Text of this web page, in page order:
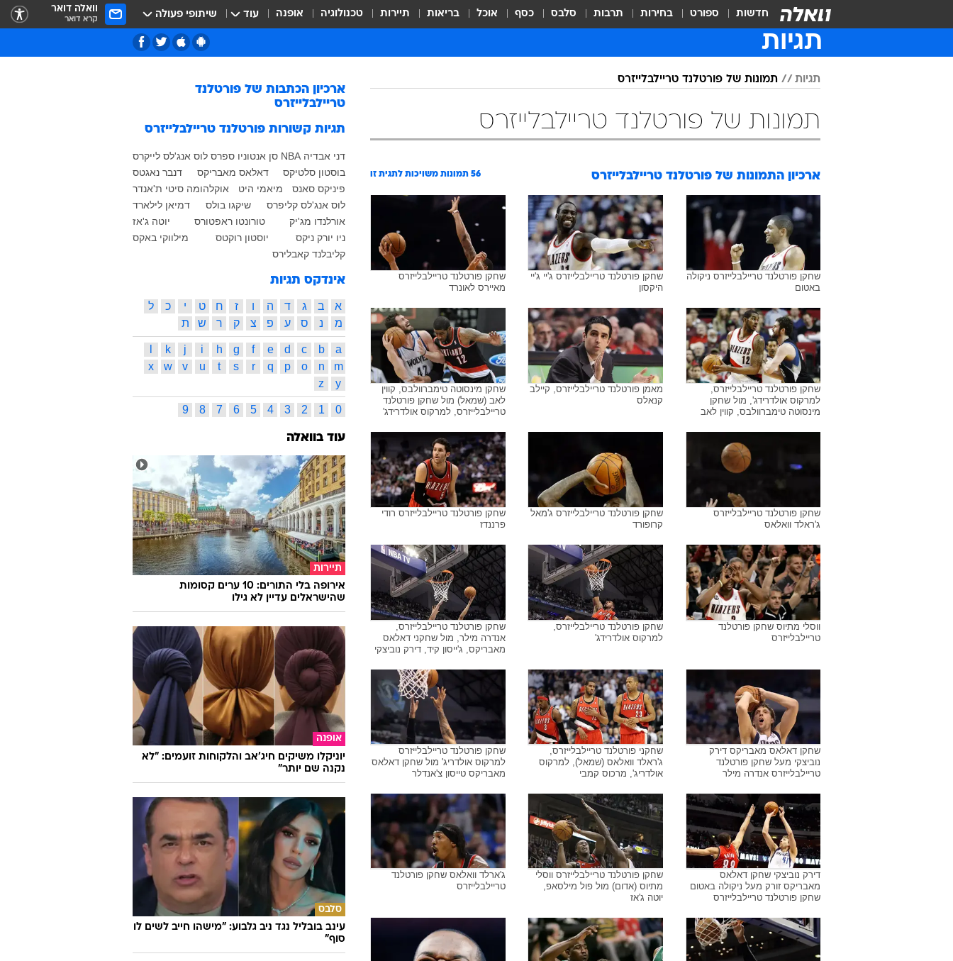
חדשות ספורט בחירות תרבות סלבס כסף אוכל בריאות תיירות טכנולוגיה אופנה עוד שיתופי פעולה וואלה דואר
קרא דואר
תגיות
תגיות תמונות של פורטלנד טריילבלייזרס
תמונות של פורטלנד טריילבלייזרס
ארכיון התמונות של פורטלנד טריילבלייזרס 56 תמונות משויכות לתגית זו
שחקן פורטלנד טריילבלייזרס ניקולה
באטום
שחקן פורטלנד טריילבלייזרס ג'יי ג'יי
היקסון
שחקן פורטלנד טריילבלייזרס
מאיירס לאונרד
שחקן פורטלנד טריילבלייזרס,
למרקוס אולדרידג', מול שחקן
מינסוטה טימברוולבס, קווין לאב
מאמן פורטלנד טריילבלייזרס, קיילב
קנאלס
שחקן מינסוטה טימברוולבס, קווין
לאב (שמאל) מול שחקן פורטלנד
טריילבלייזרס, למרקוס אולדרידג'
שחקן פורטלנד טריילבלייזרס
ג'ראלד וואלאס
שחקן פורטלנד טריילבלייזרס ג'מאל
קרופורד
שחקן פורטלנד טריילבלייזרס רודי
פרננדז
ווסלי מתיוס שחקן פורטלנד
טריילבלייזרס
שחקן פורטלנד טריילבלייזרס,
למרקוס אולדרידג'
שחקן פורטלנד טריילבלייזרס,
אנדרה מילר, מול שחקני דאלאס
מאבריקס, ג'ייסון קיד, דירק נוביצקי
שחקן דאלאס מאבריקס דירק
נוביצקי מעל שחקן פורטלנד
טריילבלייזרס אנדרה מילר
שחקני פורטלנד טריילבלייזרס,
ג'ראלד וואלאס (שמאל), למרקוס
אולדריג', מרכוס קמבי
שחקן פורטלנד טריילבלייזרס
למרקוס אולדריג' מול שחקן דאלאס
מאבריקס טייסון צ'אנדלר
דירק נוביצקי שחקן דאלאס
מאבריקס זורק מעל ניקולה באטום
שחקן פורטלנד טריילבלייזרס
שחקן פורטלנד טריילבלייזרס ווסלי
מתיוס (אדום) מול פול מילסאפ,
יוטה ג'אז
ג'ארלד וואלאס שחקן פורטלנד
טריילבלייזרס
ארכיון הכתבות של פורטלנד
טריילבלייזרס
תגיות קשורות פורטלנד טריילבלייזרס
דני אבדיה NBA סן אנטוניו ספרס לוס אנג'לס לייקרס
בוסטון סלטיקס
דאלאס מאבריקס
דנבר נאגטס
פיניקס סאנס
מיאמי היט
אוקלהומה סיטי ת'אנדר
לוס אנג'לס קליפרס
שיקגו בולס
דמיאן לילארד
אורלנדו מג'יק
טורונטו ראפטורס
יוטה ג'אז
ניו יורק ניקס
יוסטון רוקטס
מילווקי באקס
קליבלנד קאבלירס
אינדקס תגיות
א ב ג ד ה ו ז ח ט י כ
ל
מ
נ ס ע פ צ ק ר ש ת
a
b
c
d
e
f
g
h
i
j
k
m
n
o
p
q
r
s
t
u
v
w
x
y
z
0
1
2
3
4
5
6
7
8
9
עוד בוואלה
תיירות
אירופה בלי התורים: 10 ערים קסומות
שהישראלים עדיין לא גילו
אופנה
יוניקלו משיקים חיג'אב והלקוחות זועמים: "לא
נקנה שם יותר"
סלבס
עינב בובליל נגד ניב גלבוע: "מישהו חייב לשים לו
סוף"